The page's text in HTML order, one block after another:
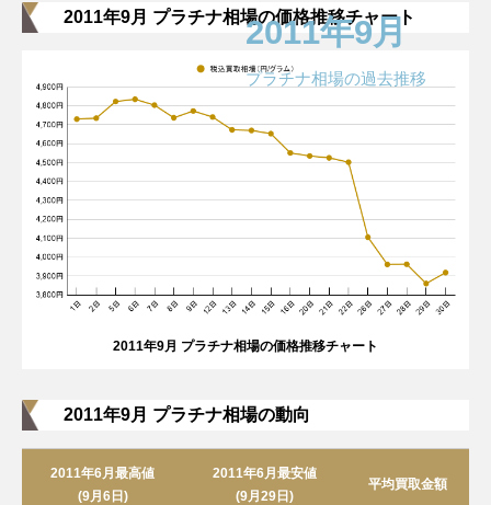
2011年9月
プラチナ相場の過去推移
2011年9月 プラチナ相場の価格推移チャート
2011年9月 プラチナ相場の価格推移チャート
2011年9月 プラチナ相場の動向
2011年6月最高値
(9月6日)
2011年6月最安値
(9月29日)
平均買取金額